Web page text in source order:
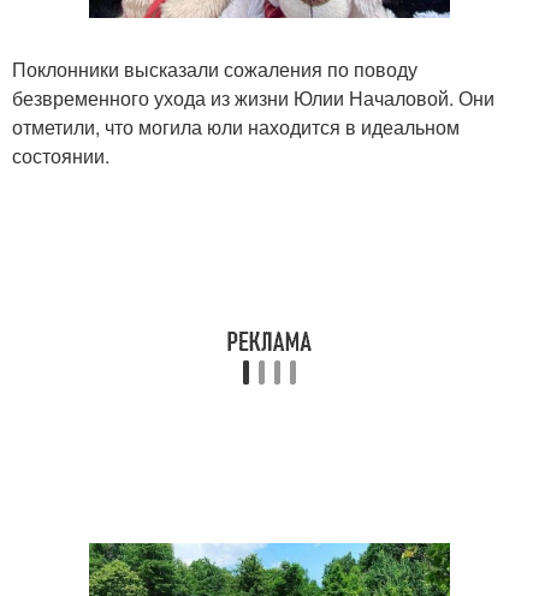
Поклонники высказали сожаления по поводу
безвременного ухода из жизни Юлии Началовой. Они
отметили, что могила юли находится в идеальном
состоянии.